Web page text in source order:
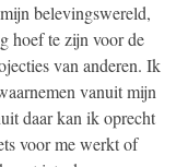
belevingswereld,
hoef te zijn voor de
van anderen. Ik
vanuit mijn
daar kan ik oprecht
voor me werkt of